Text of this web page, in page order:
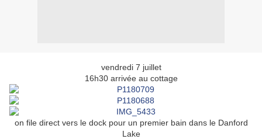
vendredi 7 juillet
16h30 arrivée au cottage
on file direct vers le dock pour un premier bain dans le Danford
Lake